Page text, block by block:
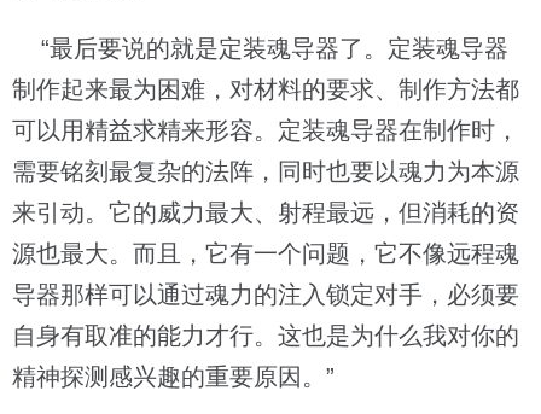
“最后要说的就是定装魂导器了。定装魂导器
制作起来最为困难，对材料的要求、制作方法都
可以用精益求精来形容。定装魂导器在制作时，
需要铭刻最复杂的法阵，同时也要以魂力为本源
来引动。它的威力最大、射程最远，但消耗的资
源也最大。而且，它有一个问题，它不像远程魂
导器那样可以通过魂力的注入锁定对手，必须要
自身有取准的能力才行。这也是为什么我对你的
精神探测感兴趣的重要原因。”